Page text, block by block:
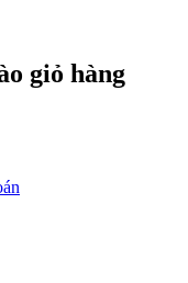
giỏ hàng